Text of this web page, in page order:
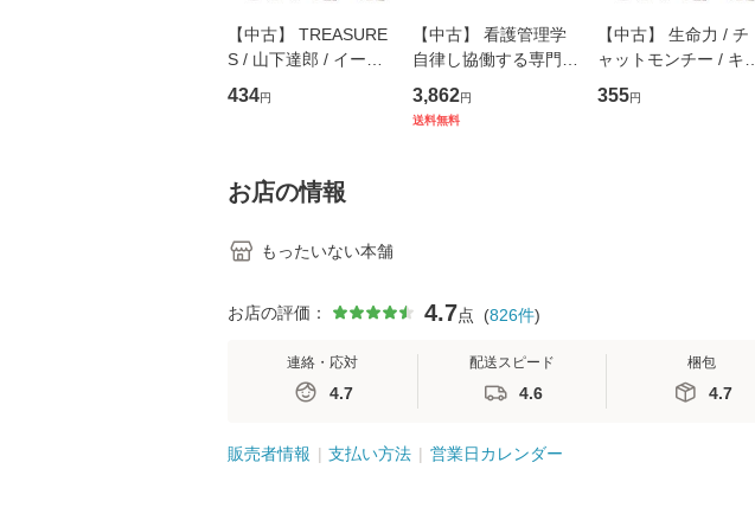
【中古】 TREASURE
S / 山下達郎 / イース
トウエスト・ジャパン
[CD]【メール便送料無
434円
【中古】 看護管理学
自律し協働する専門職
の看護マネジメントス
キル 改訂第3版 (看護
3,862円
送料無料
【中古】 生命力 / チ
ャットモンチー / キュ
ーンレコード [CD]
【メール便送料無料】
355円
お店の情報
もったいない本舗
お店の評価： 4.7点 (826件)
連絡・応対
4.7
配送スピード
4.6
梱包
4.7
販売者情報 支払い方法 営業日カレンダー